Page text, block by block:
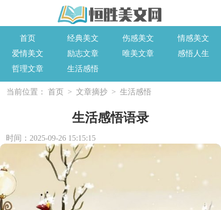
首页 经典美文 伤感美文
情感美文
爱情美文
励志文章 唯美文章
感悟人生
哲理文章
生活感悟
当前位置： 首页 > 文章摘抄 > 生活感悟
生活感悟语录
时间：2025-09-26 15:15:15